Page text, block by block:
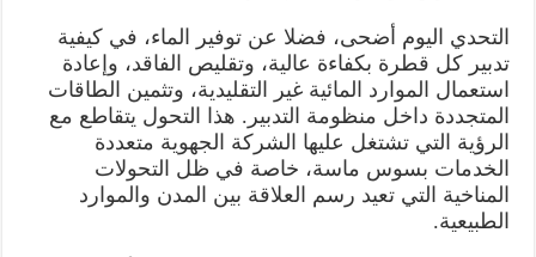
التحدي اليوم أضحى، فضلا عن توفير الماء، في كيفية
تدبير كل قطرة بكفاءة عالية، وتقليص الفاقد، وإعادة
استعمال الموارد المائية غير التقليدية، وتثمين الطاقات
المتجددة داخل منظومة التدبير. هذا التحول يتقاطع مع
الرؤية التي تشتغل عليها الشركة الجهوية متعددة
الخدمات بسوس ماسة، خاصة في ظل التحولات
المناخية التي تعيد رسم العلاقة بين المدن والموارد
الطبيعية.